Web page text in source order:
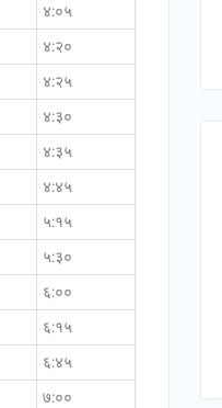
४:०५
४:२०
४:२५
४:३०
४:३५
४:४५
५:१५
५:३०
६:००
६:१५
६:४५
७:००